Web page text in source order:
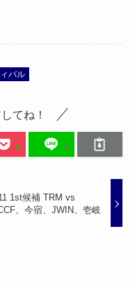
バル
てね！
1st候補 TRM vs
、今宿、JWIN、壱岐